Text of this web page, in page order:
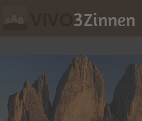
3Zinnen